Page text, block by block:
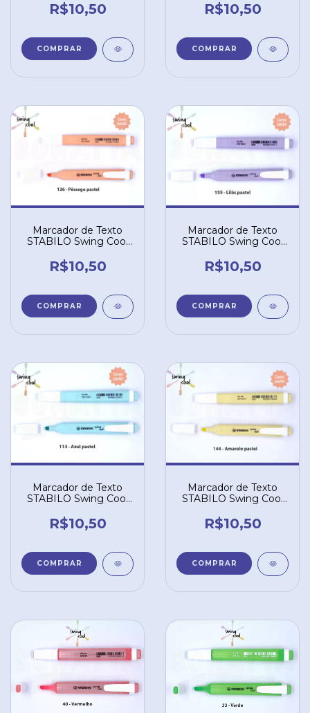
R$10,50 R$10,50
Marcador de Texto
STABILO Swing Cool
R$10,50
Marcador de Texto
STABILO Swing Cool
R$10,50
Marcador de Texto
STABILO Swing Cool
R$10,50
Marcador de Texto
STABILO Swing Cool
R$10,50